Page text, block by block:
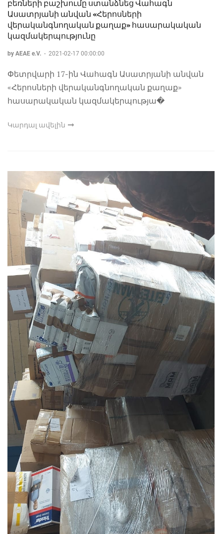
բեռների բաշխումը ստանձնեց Վահագն
Ասատրյանի անվան «Հերոսների
վերականգնողական քաղաք» հասարակական
կազմակերպությունը
by AEAE e.V. - 2021-02-17 00:00:00
Փետրվարի 17-ին Վահագն Ասատրյանի անվան
«Հերոսների վերականգնողական քաղաք»
հասարակական կազմակերպությա�
Կարդալ ավելին